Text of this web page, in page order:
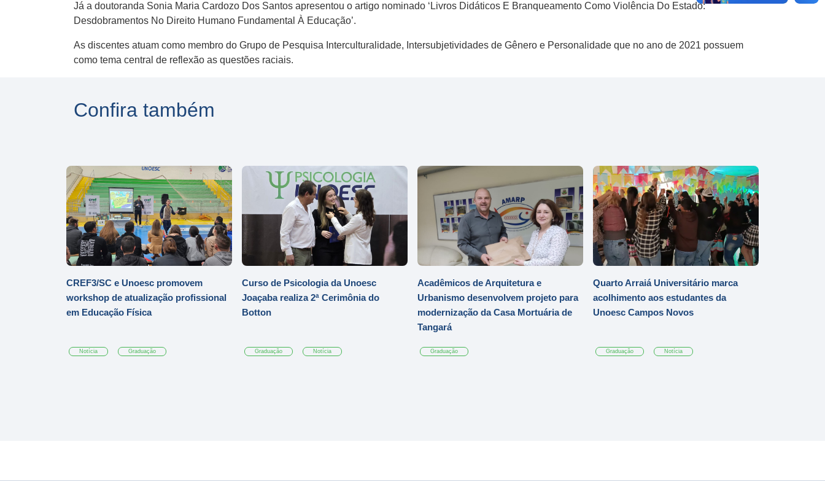
Já a doutoranda Sonia Maria Cardozo Dos Santos apresentou o artigo nominado ‘Livros Didáticos E Branqueamento Como Violência Do Estado:
Desdobramentos No Direito Humano Fundamental À Educação’.
As discentes atuam como membro do Grupo de Pesquisa Interculturalidade, Intersubjetividades de Gênero e Personalidade que no ano de 2021 possuem
como tema central de reflexão as questões raciais.
Confira também
CREF3/SC e Unoesc promovem
workshop de atualização profissional
em Educação Física
Notícia Graduação
Curso de Psicologia da Unoesc
Joaçaba realiza 2ª Cerimônia do
Botton
Graduação Notícia
Acadêmicos de Arquitetura e
Urbanismo desenvolvem projeto para
modernização da Casa Mortuária de
Tangará
Graduação
Quarto Arraiá Universitário marca
acolhimento aos estudantes da
Unoesc Campos Novos
Graduação Notícia